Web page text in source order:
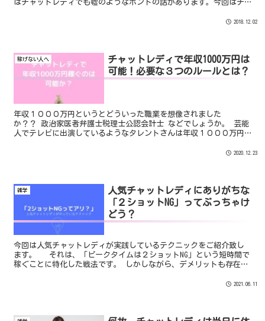
はチャットレディでも嘘のようなホントの話があります。今回はチ
2018.12.02
稼げない人へ
チャットレディで年収1000万円は
可能！必要な３つのルールとは？
年収１０００万円というとどういった職業を想像されました
か？？ 政治家医者弁護士税理士公認会計士 などでしょうか。 芸能
人でテレビに出演しているようなタレントさんは年収１０００万円
2020.12.23
雑学
人気チャットレディにありがちな
「２ショットNG」ってぶっちゃけ
どう？
今回は人気チャットレディが実践しているテクニックをご紹介致し
ます。 それは、「ピークタイムは２ショットNG」という短時間で
稼ぐことに特化した戦法です。 しかしながら、デメリットも存在
事を読んで自身に効果がありそうであれば一度やってみてはいかが2021.06.11